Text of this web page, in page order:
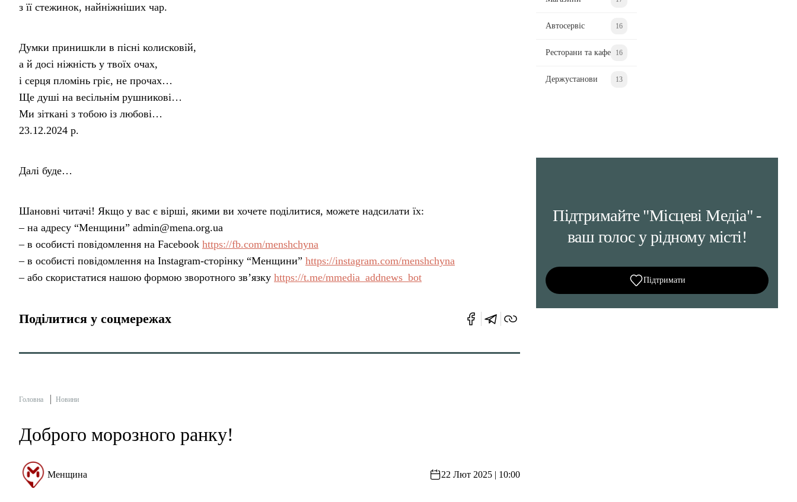
з її стежинок, найніжніших чар.
Думки принишкли в пісні колисковій,
а й досі ніжність у твоїх очах,
і серця пломінь гріє, не прочах…
Ще душі на весільнім рушникові…
Ми зіткані з тобою із любові…
23.12.2024 р.
Далі буде…
Шановні читачі! Якщо у вас є вірші, якими ви хочете поділитися, можете надсилати їх:
– на адресу “Менщини” admin@mena.org.ua
– в особисті повідомлення на Facebook https://fb.com/menshchyna
– в особисті повідомлення на Instagram-сторінку “Менщини” https://instagram.com/menshchyna
– або скористатися нашою формою зворотного зв’язку https://t.me/mmedia_addnews_bot
Поділитися у соцмережах
Головна Новини
Доброго морозного ранку!
Менщина 22 Лют 2025 | 10:00
Автосервіс 16
Ресторани та кафе 16
Держустанови 13
Підтримайте "Місцеві Медіа" -
ваш голос у рідному місті!
Підтримати